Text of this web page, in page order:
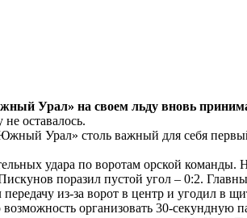
Урал» на своем льду вновь
оставалось.
Урал» столь важный для себя
удара по воротам орской
поразил пустой угол – 0:2.
из-за ворот в центр и угодил в
организовать 30-